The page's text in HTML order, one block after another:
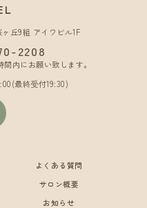
丘9組 アイワビル1F
2208
内にお願い致します。
最終受付19:30)
よくある質問
サロン概要
お知らせ